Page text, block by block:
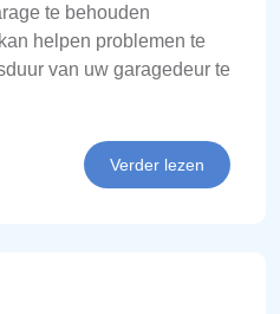
te behouden
helpen problemen te
van uw garagedeur te
Verder lezen